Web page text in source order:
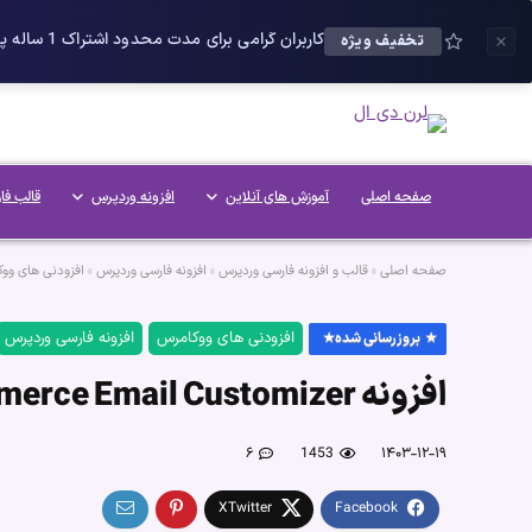
تخفیف ویژه کاربران گرامی برای مدت محدود اشتراک 1 ساله پلاس را می توانید با 25 درصد تخفیف دریافت کنید.
صفحه اصلی آموزش های آنلاین افزونه وردپرس قالب
صفحه اصلی »قالب و افزونه فارسی وردپرس » افزونه فارسی وردپرس » افزودنی های
بروزرسانی شده افزودنی های ووکامرس افزونه فارسی وردپرس
افزونه WooCommerce Email Customizer
۱۴۰۳-۱۲-۱۹ 1453 ۶